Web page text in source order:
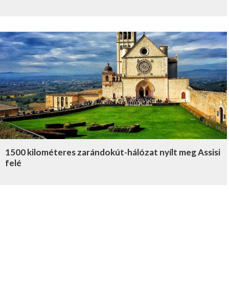
1500 kilométeres zarándokút-hálózat nyílt meg Assisi
felé